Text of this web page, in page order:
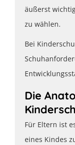
äußerst
zu wählen.
Bei
Die
Für Eltern ist
eines Kindes